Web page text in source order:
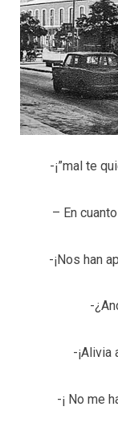
-¡”mal te
– En
-¡Nos han
-
-¡Alivia
-¡ No me